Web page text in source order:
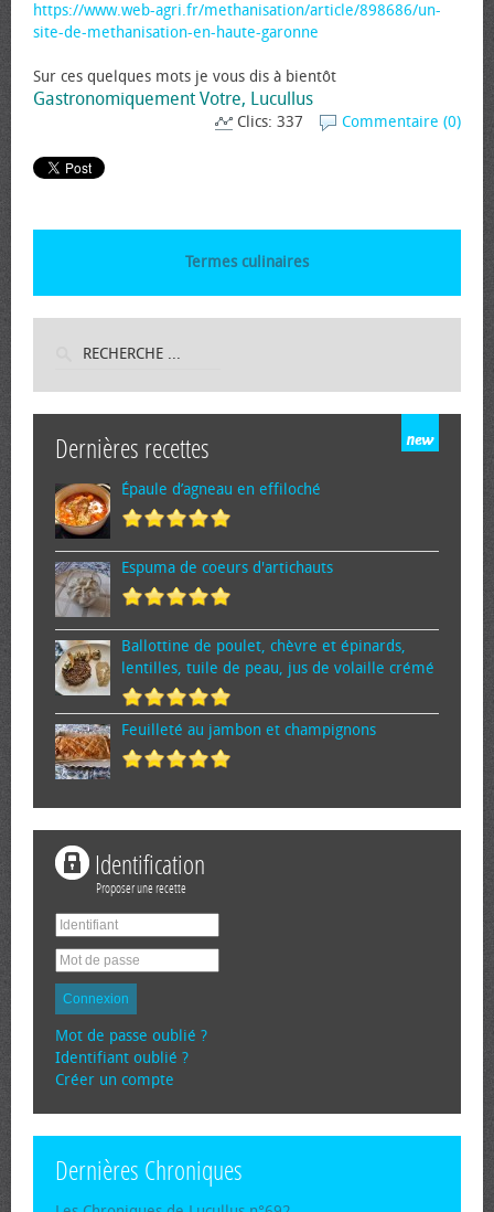
https://www.web-agri.fr/methanisation/article/898686/un-
site-de-methanisation-en-haute-garonne
Sur ces quelques mots je vous dis à bientôt
Gastronomiquement Votre, Lucullus
Commentaire (0)
Clics: 337
Termes culinaires
Dernières recettes
Épaule d’agneau en effiloché
Espuma de cœurs d'artichauts
Ballottine de poulet, chèvre et épinards,
lentilles, tuile de peau, jus de volaille crémé
Feuilleté au jambon et champignons
Identification
Proposer une recette
Connexion
Mot de passe oublié ?
Identifiant oublié ?
Créer un compte
Dernières Chroniques